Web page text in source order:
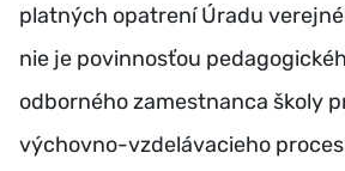
platných opatrení Úradu
nie je povinnosťou
odborného zamestnanca školy
výchovno-vzdelávacieho